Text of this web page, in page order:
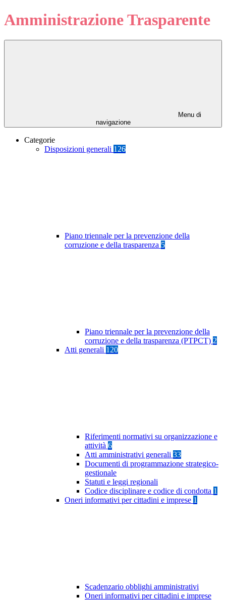
Amministrazione Trasparente
Menu di
navigazione
Categorie
Disposizioni generali 126
Piano triennale per la prevenzione della
corruzione e della trasparenza 5
Piano triennale per la prevenzione della
corruzione e della trasparenza (PTPCT) 2
Atti generali 120
Riferimenti normativi su organizzazione e
attività 6
Atti amministrativi generali 33
Documenti di programmazione strategico-
gestionale
Statuti e leggi regionali
Codice disciplinare e codice di condotta 1
Oneri informativi per cittadini e imprese 1
Scadenzario obblighi amministrativi
Oneri informativi per cittadini e imprese